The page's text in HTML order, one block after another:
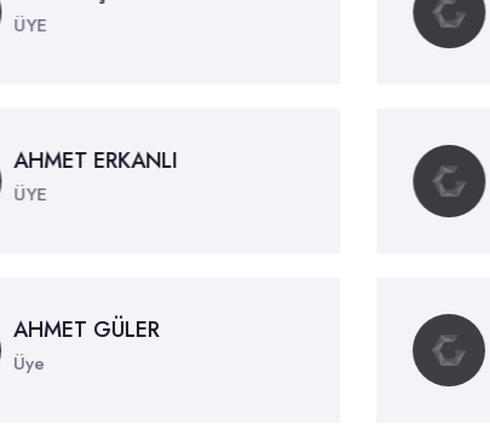
ÜYE
AHMET ERKANLI
ÜYE
AHMET GÜLER
Üye